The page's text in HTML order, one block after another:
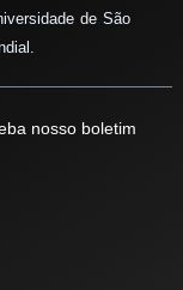
de São
nosso boletim